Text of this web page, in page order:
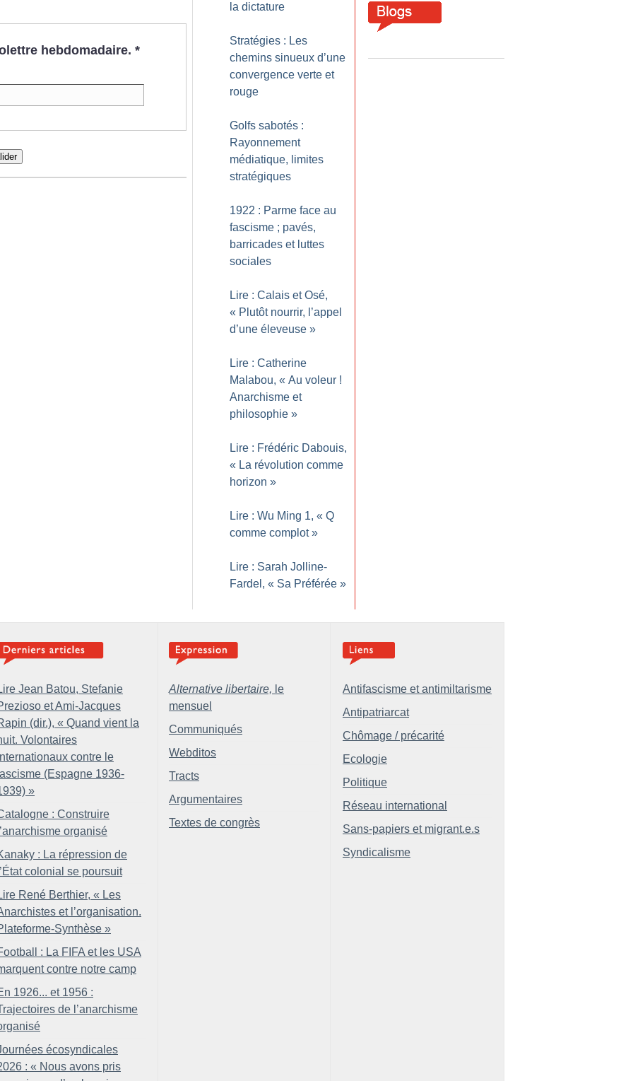
hebdomadaire. *
la dictature
Stratégies : Les
chemins sinueux d’une
convergence verte et
rouge
Golfs sabotés :
Rayonnement
médiatique, limites
stratégiques
1922 : Parme face au
fascisme ; pavés,
barricades et luttes
sociales
Lire : Calais et Osé,
« Plutôt nourrir, l’appel
d’une éleveuse »
Lire : Catherine
Malabou, « Au voleur !
Anarchisme et
philosophie »
Lire : Frédéric Dabouis,
« La révolution comme
horizon »
Lire : Wu Ming 1, « Q
comme complot »
Lire : Sarah Jolline-
Fardel, « Sa Préférée »
Jean Batou, Stefanie
et Ami-Jacques
(dir.), « Quand vient la
Volontaires
contre le
(Espagne 1936-
»
: Construire
organisé
: La répression de
colonial se poursuit
René Berthier, « Les
et l’organisation.
Synthèse »
: La FIFA et les USA
contre notre camp
1926... et 1956 :
de l’anarchisme
écosyndicales
: « Nous avons pris
Alternative libertaire, le
mensuel
Communiqués
Webditos
Tracts
Argumentaires
Textes de congrès
Antifascisme et antimiltarisme
Antipatriarcat
Chômage / précarité
Ecologie
Politique
Réseau international
Sans-papiers et migrant.e.s
Syndicalisme